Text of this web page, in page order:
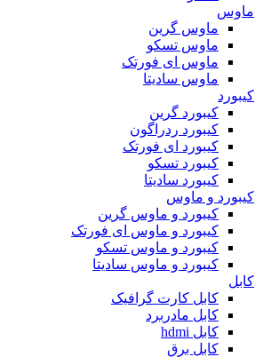
ماوس
ماوس گرین
ماوس تسکو
ماوس ای فورتک
ماوس سادیتا
کیبورد
کیبورد گرین
کیبورد ردراگون
کیبورد ای فورتک
کیبورد تسکو
کیبورد سادیتا
کیبورد و ماوس
کیبورد و ماوس گرین
کیبورد و ماوس ای فورتک
کیبورد و ماوس تسکو
کیبورد و ماوس سادیتا
کابل
کابل کارت گرافیک
کابل مادربرد
کابل hdmi
کابل برق